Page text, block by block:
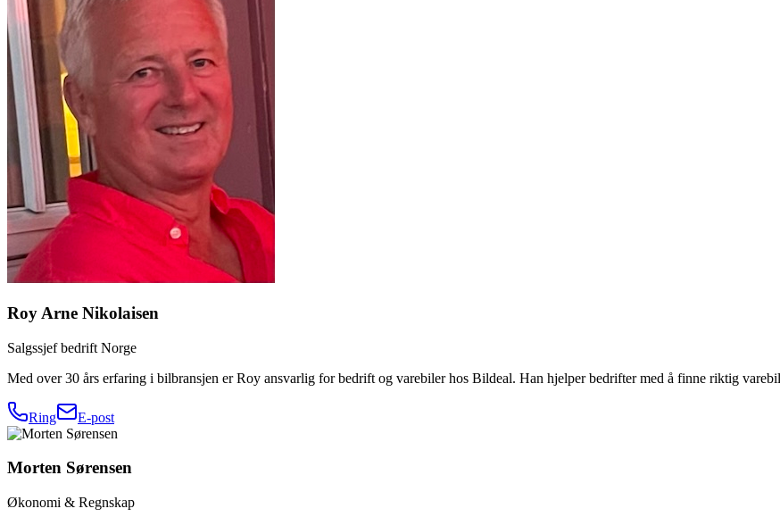
Roy Arne Nikolaisen
Salgssjef bedrift Norge
Med over 30 års erfaring i bilbransjen er Roy ansvarlig for bedrift og varebiler hos Bildeal. Han hjelper bedrifter med å finne riktig
Ring E-post
Morten Sørensen
Økonomi & Regnskap